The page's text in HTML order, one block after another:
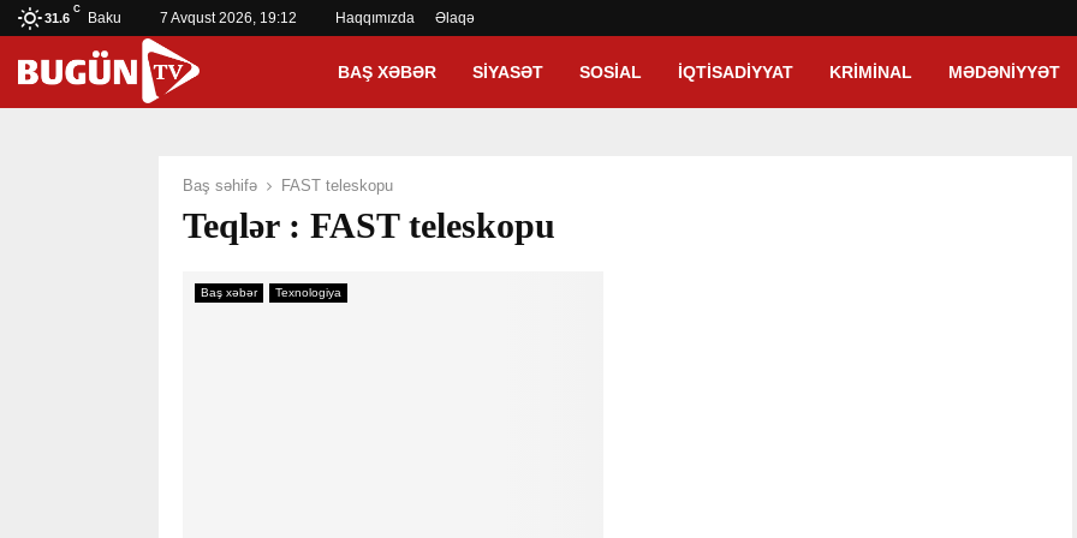
31.6
C
Baku 7 Avqust 2026, 19:12 Haqqımızda Əlaqə
BAŞ XƏBƏR SIYASƏT SOSIAL İQTISADIYYAT KRIMINAL MƏDƏNIYYƏT
Baş səhifə FAST teleskopu
Teqlər : FAST teleskopu
Baş xəbər Texnologiya